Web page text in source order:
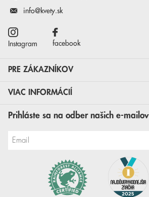
info@kvety.sk
Instagram facebook
PRE ZÁKAZNÍKOV
VIAC INFORMÁCIÍ
Prihláste sa na odber našich e-mailov